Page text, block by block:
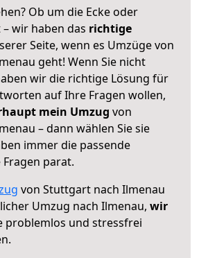
Ob um die Ecke oder
wir haben das richtige
Seite, wenn es Umzüge von
geht! Wenn Sie nicht
wir die richtige Lösung für
auf Ihre Fragen wollen,
mein Umzug von
– dann wählen Sie sie
immer die passende
parat.
von Stuttgart nach Ilmenau
Umzug nach Ilmenau, wir
problemlos und stressfrei